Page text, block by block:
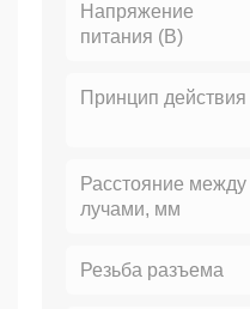
Напряжение
питания (В)
Принцип действия
Расстояние между
лучами, мм
Резьба разъема